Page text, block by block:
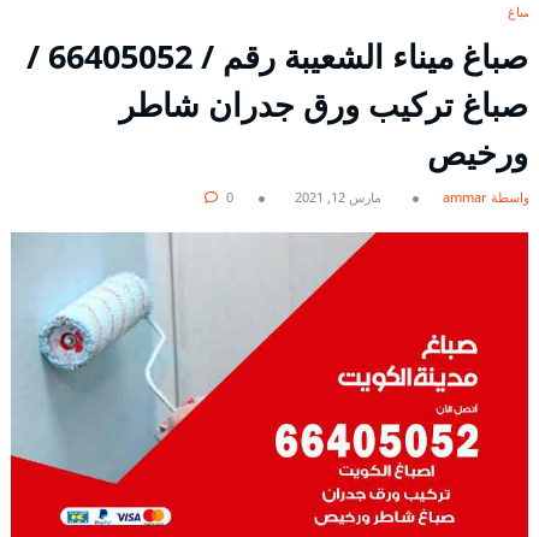
صباغ
صباغ ميناء الشعيبة رقم / 66405052 /
صباغ تركيب ورق جدران شاطر
ورخيص
بواسطة ammar مارس 12, 2021 0